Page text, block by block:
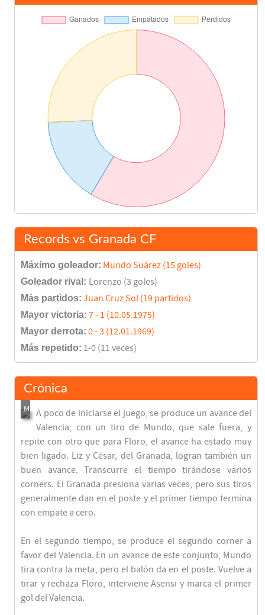
Records vs Granada CF
Máximo goleador: Mundo Suárez (15 goles)
Goleador rival: Lorenzo (3 goles)
Más partidos: Juan Cruz Sol (19 partidos)
Mayor victoria: 7 - 1 (10.05.1975)
Mayor derrota: 0 - 3 (12.01.1969)
Más repetido: 1-0 (11 veces)
Crónica
A poco de iniciarse el juego, se produce un avance del
Valencia, con un tiro de Mundo, que sale fuera, y
repite con otro que para Floro, el avance ha estado muy
bien ligado. Liz y César, del Granada, logran también un
buen avance. Transcurre el tiempo tirándose varios
corners. El Granada presiona varias veces, pero sus tiros
generalmente dan en el poste y el primer tiempo termina
con empate a cero.
En el segundo tiempo, se produce el segundo corner a
favor del Valencia. En un avance de este conjunto, Mundo
tira contra la meta, pero el balón da en el poste. Vuelve a
tirar y rechaza Floro, interviene Asensi y marca el primer
gol del Valencia.